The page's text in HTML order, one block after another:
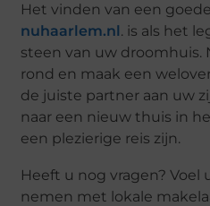
Het vinden van een
nuhaarlem.nl . is als het
steen van uw droomhuis.
rond en maak een
de juiste partner aan uw
naar een nieuw thuis in
een plezierige reis zijn.
Heeft u nog vragen?
nemen met lokale